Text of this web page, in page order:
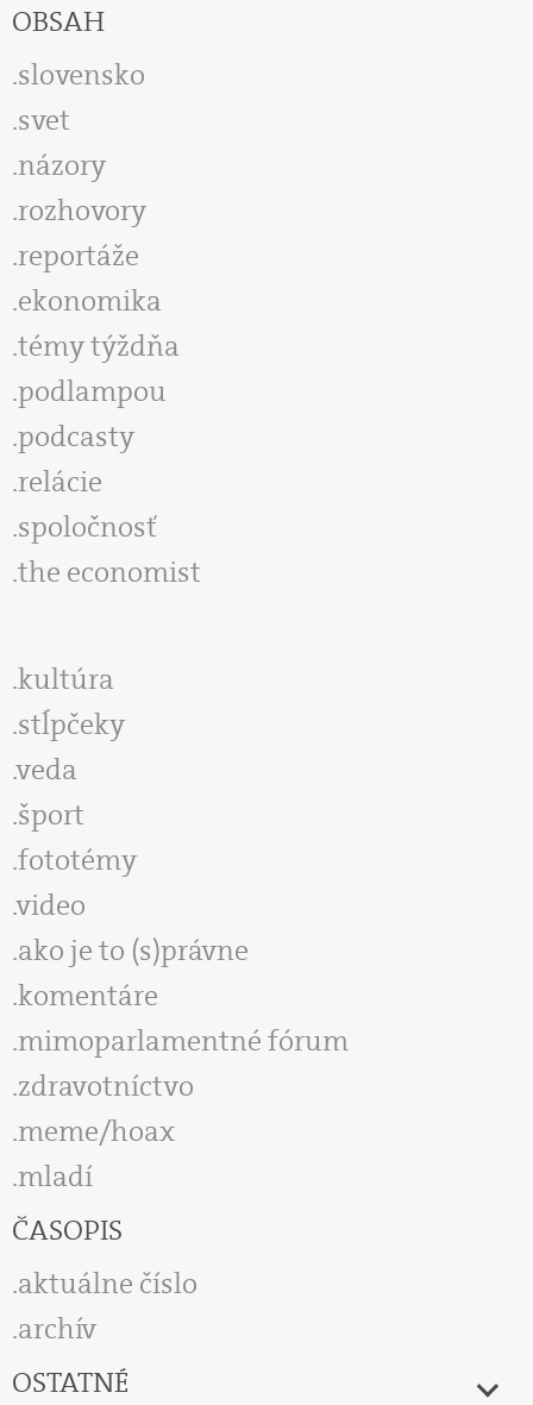
OBSAH
slovensko
svet
názory
rozhovory
reportáže
ekonomika
témy týždňa
podlampou
podcasty
relácie
spoločnosť
the economist
kultúra
stĺpčeky
veda
šport
fototémy
video
ako je to (s)právne
komentáre
mimoparlamentné fórum
zdravotníctvo
meme/hoax
mladí
ČASOPIS
aktuálne číslo
archív
OSTATNÉ